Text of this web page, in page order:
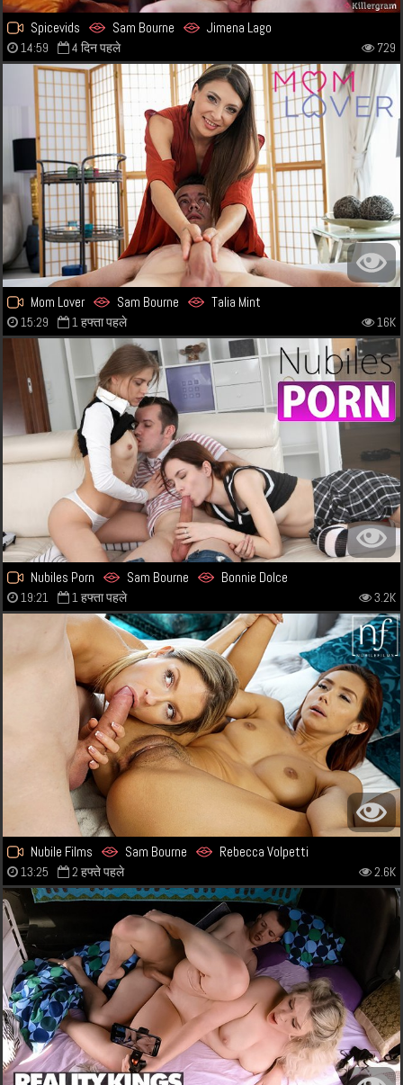
Spicevids Sam Bourne Jimena Lago
14:59 4 दिन पहले 729
Mom Lover Sam Bourne Talia Mint
15:29 1 हफ्ता पहले 16K
Nubiles Porn Sam Bourne Bonnie Dolce
19:21 1 हफ्ता पहले 3.2K
Nubile Films Sam Bourne Rebecca Volpetti
13:25 2 हफ्ते पहले 2.6K